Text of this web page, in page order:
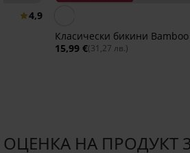
4,9
Класически бикини
15,99 €(31,27 лв.)
ОЦЕНКА НА ПРОДУКТ